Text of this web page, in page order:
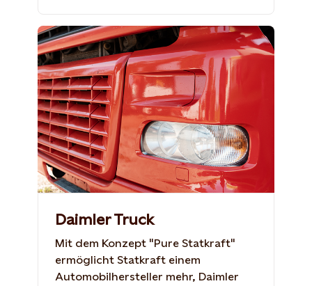
Daimler Truck
Mit dem Konzept "Pure Statkraft"
ermöglicht Statkraft einem
Automobilhersteller mehr, Daimler